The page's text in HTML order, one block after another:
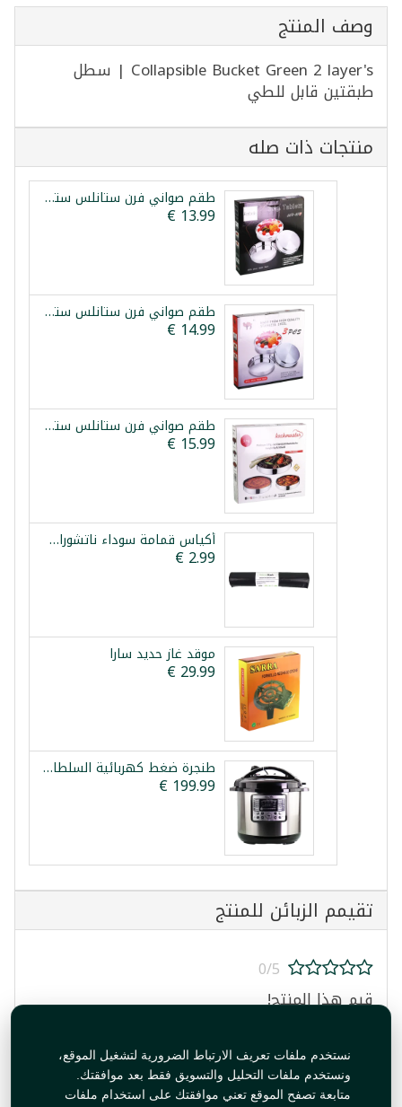
نستخدم ملفات تعريف الارتباط الضرورية لتشغيل الموقع،
ونستخدم ملفات التحليل والتسويق فقط بعد موافقتك.
متابعة تصفح الموقع تعني موافقتك على استخدام ملفات
وصف المنتج
Collapsible Bucket Green 2 layer's | سطل
طبقتين قابل للطي
منتجات ذات صله
طقم صواني فرن ستانلس ستيل 3 قطع ليبكس 28/32/36سم
طقم صواني فرن ستانلس ستيل 3 قطع 28/32/36سم
طقم صواني فرن ستانلس ستيل 3 قطع كوش ماستر بلاتينيوم
أكياس قمامة سوداء ناتشوراسترك 60*80 سم 20 قطعة
موقد غاز حديد سارا
طنجرة ضغط كهربائية السلطان 15 لتر
تقيمم الزبائن للمنتج
0/5
قيم هذا المنتج!